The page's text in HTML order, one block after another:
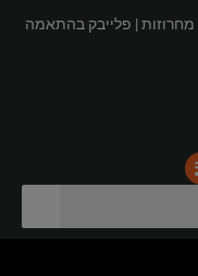
מחרוזות | פלייבק בהתאמה